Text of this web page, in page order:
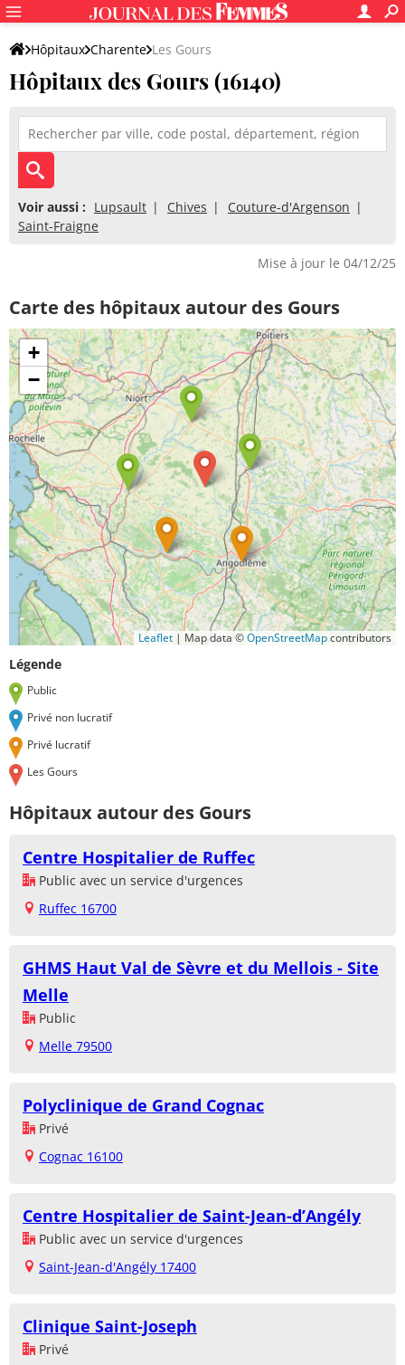
Hôpitaux Charente Les Gours
Hôpitaux des Gours (16140)
Voir aussi : Lupsault Chives
Couture-d'Argenson
Saint-Fraigne
Mise à jour le 04/12/25
Carte des hôpitaux autour des Gours
+
−
Leaflet | Map data ©OpenStreetMapcontributors
Légende
Public
Privé non lucratif
Privé lucratif
Les Gours
Hôpitaux autour des Gours
Centre Hospitalier de Ruffec
Public avec un service d'urgences
Ruffec 16700
GHMS Haut Val de Sèvre et du Mellois - Site
Melle
Public
Melle 79500
Polyclinique de Grand Cognac
Privé
Cognac 16100
Centre Hospitalier de Saint-Jean-d’Angély
Public avec un service d'urgences
Saint-Jean-d'Angély 17400
Clinique Saint-Joseph
Privé